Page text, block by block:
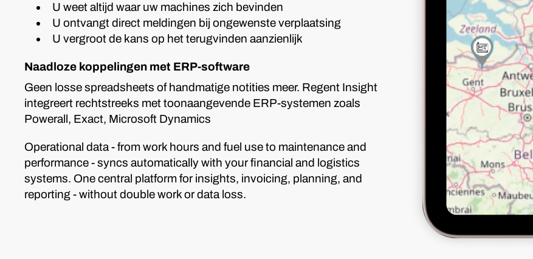
U weet altijd waar uw machines zich bevinden
U ontvangt direct meldingen bij ongewenste verplaatsing
U vergroot de kans op het terugvinden aanzienlijk
Naadloze koppelingen met ERP-software
Geen losse spreadsheets of handmatige notities meer. Regent Insight
integreert rechtstreeks met toonaangevende ERP-systemen zoals
Powerall, Exact, Microsoft Dynamics
Operational data - from work hours and fuel use to maintenance and
performance - syncs automatically with your financial and logistics
systems. One central platform for insights, invoicing, planning, and
reporting - without double work or data loss.